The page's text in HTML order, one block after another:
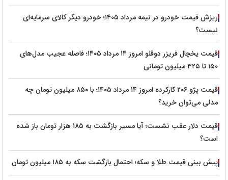
ریزش قیمت خودرو در نیمه مرداد ۱۴۰۵؛ خودرو دیگر کالای سرمایه‌ای
نیست؟
قیمت یخچال فریزر دوقلو امروز ۱۴ مرداد ۱۴۰۵؛ فاصله عجیب مدل‌های
۱۵۰ تا ۳۲۵ میلیون تومانی
قیمت پژو ۲۰۶ کارکرده امروز ۱۴ مرداد ۱۴۰۵؛ با ۸۵۰ میلیون تومان چه
مدلی می‌توان خرید؟
قیمت دلار عقب نشست؛ آیا مسیر بازگشت به ۱۸۵ هزار تومان باز شده
است؟
پیش‌ بینی قیمت طلا و سکه؛ احتمال بازگشت سکه به ۱۸۵ میلیون تومان